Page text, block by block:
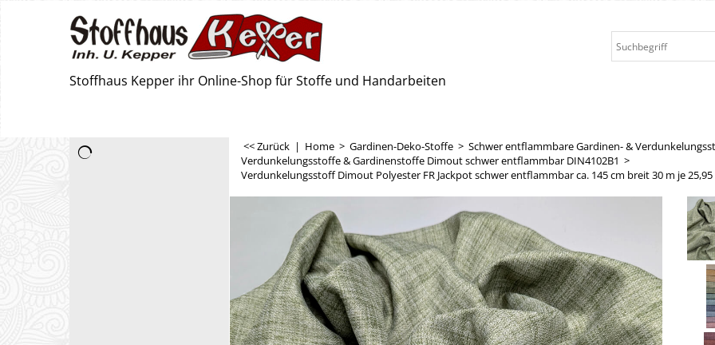
Stoffhaus Kepper ihr Online-Shop für Stoffe und Handarbeiten
<< Zurück | Home > Gardinen-Deko-Stoffe > Schwer entflammbare Gardinen- &
Verdunkelungsstoffe & Gardinenstoffe Dimout schwer entflammbar DIN4102B1 >
Verdunkelungsstoff Dimout Polyester FR Jackpot schwer entflammbar ca. 145 cm breit 30 m je 25,95